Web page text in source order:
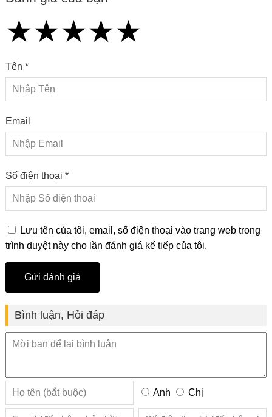
★
★★
★★★
★★★★
★★★★★
Tên *
Email
Số điện thoại *
Lưu tên của tôi, email, số điện thoại vào trang web trong
trình duyệt này cho lần đánh giá kế tiếp của tôi.
Bình luận, Hỏi đáp
Anh Chị